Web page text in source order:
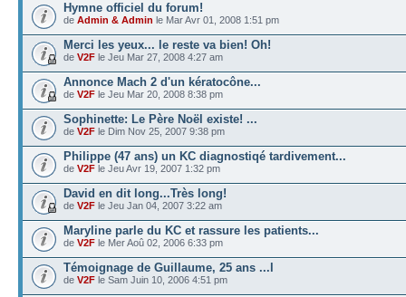
Hymne officiel du forum!
de Admin & Admin le Mar Avr 01, 2008 1:51 pm
Merci les yeux... le reste va bien! Oh!
de V2F le Jeu Mar 27, 2008 4:27 am
Annonce Mach 2 d'un kératocône...
de V2F le Jeu Mar 20, 2008 8:38 pm
Sophinette: Le Père Noël existe! ...
de V2F le Dim Nov 25, 2007 9:38 pm
Philippe (47 ans) un KC diagnostiqé tardivement...
de V2F le Jeu Avr 19, 2007 1:32 pm
David en dit long...Très long!
de V2F le Jeu Jan 04, 2007 3:22 am
Maryline parle du KC et rassure les patients...
de V2F le Mer Aoû 02, 2006 6:33 pm
Témoignage de Guillaume, 25 ans ...l
de V2F le Sam Juin 10, 2006 4:51 pm